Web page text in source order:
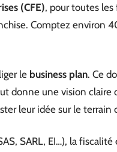
(CFE), pour toutes les
Comptez environ
le business plan. Ce
donne une vision claire
leur idée sur le terrain
SARL, EI…), la